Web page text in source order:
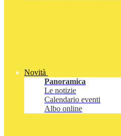
Novità
Panoramica
Le notizie
Calendario eventi
Albo online